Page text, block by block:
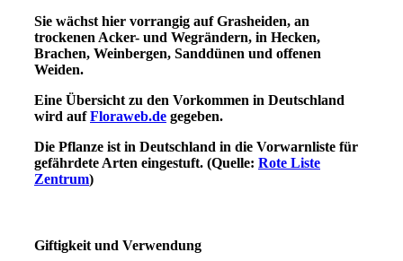
Sie wächst hier vorrangig auf Grasheiden, an
trockenen Acker- und Wegrändern, in Hecken,
Brachen, Weinbergen, Sanddünen und offenen
Weiden.
Eine Übersicht zu den Vorkommen in Deutschland
wird aufFloraweb.de gegeben.
Die Pflanze ist in Deutschland in die Vorwarnliste für
gefährdete Arten eingestuft. (Quelle: Rote Liste
Zentrum)
Giftigkeit und Verwendung